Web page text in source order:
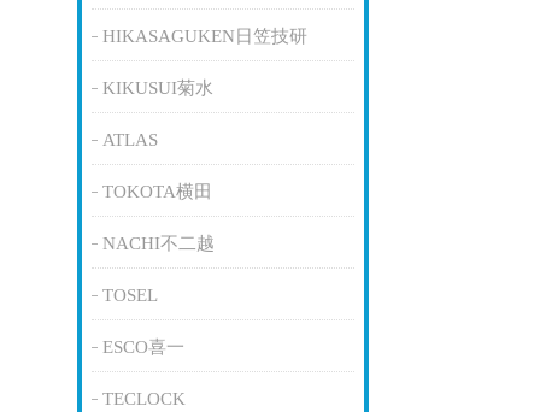
HIKASAGUKEN日笠技研
KIKUSUI菊水
ATLAS
TOKOTA横田
NACHI不二越
TOSEL
ESCO喜一
TECLOCK